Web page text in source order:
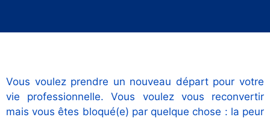
Vous voulez prendre un nouveau départ pour votre
vie professionnelle. Vous voulez vous reconvertir
mais vous êtes bloqué(e) par quelque chose : la peur